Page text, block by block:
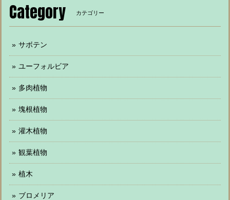
Category カテゴリー
サボテン
ユーフォルビア
多肉植物
塊根植物
灌木植物
観葉植物
植木
ブロメリア